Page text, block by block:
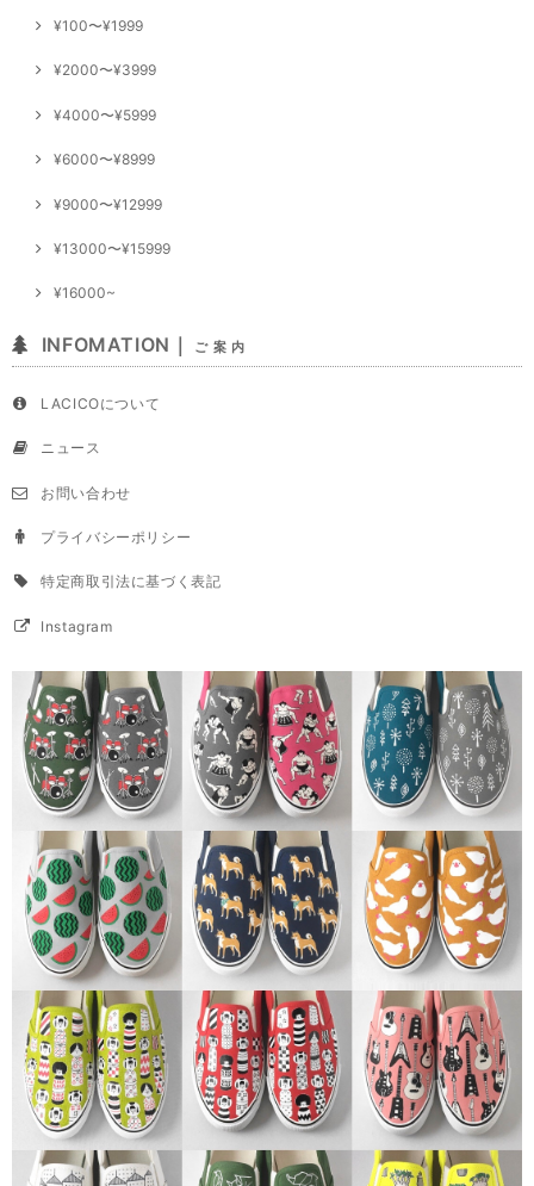
¥100〜¥1999
¥2000〜¥3999
¥4000〜¥5999
¥6000〜¥8999
¥9000〜¥12999
¥13000〜¥15999
¥16000~
INFOMATION｜ ご 案 内
LACICOについて
ニュース
お問い合わせ
プライバシーポリシー
特定商取引法に基づく表記
Instagram